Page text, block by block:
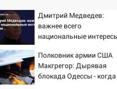
Дмитрий Медведев:
важнее всего
национальные
Полковник армии США
Макгрегор: Дырявая
блокада Одессы - когда